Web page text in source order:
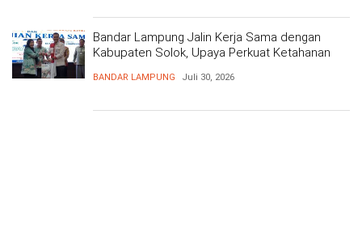
Bandar Lampung Jalin Kerja Sama dengan
Kabupaten Solok, Upaya Perkuat Ketahanan
BANDAR LAMPUNG Juli 30, 2026